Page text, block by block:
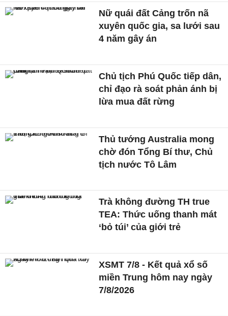
Nữ quái đất Cảng trốn nã
xuyên quốc gia, sa lưới sau
4 năm gây án
Chủ tịch Phú Quốc tiếp dân,
chỉ đạo rà soát phản ánh bị
lừa mua đất rừng
Thủ tướng Australia mong
chờ đón Tổng Bí thư, Chủ
tịch nước Tô Lâm
Trà không đường TH true
TEA: Thức uống thanh mát
‘bỏ túi’ của giới trẻ
XSMT 7/8 - Kết quả xổ số
miền Trung hôm nay ngày
7/8/2026